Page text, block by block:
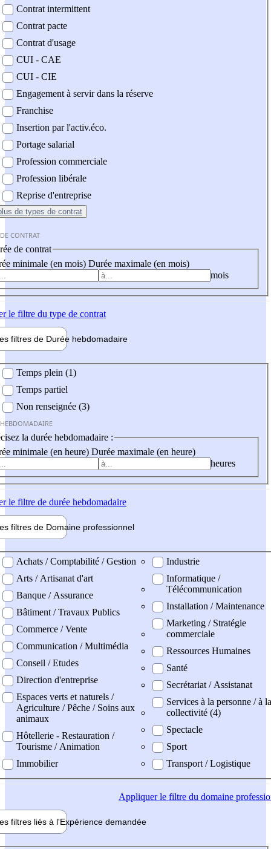
Contrat intermittent
Contrat pacte
Contrat d'usage
CUI - CAE
CUI - CIE
Engagement à servir dans la réserve
Franchise
Insertion par l'activ.éco.
Portage salarial
Profession commerciale
Profession libérale
Reprise d'entreprise
de types de contrat
CONTRAT
de contrat
minimale (en mois) Durée maximale (en mois)
mois
le filtre du type de contrat
filtres de Durée hebdomadaire
Temps plein (1)
Temps partiel
Non renseignée (3)
la durée hebdomadaire :
minimale (en heure) Durée maximale (en heure)
heures
le filtre de durée hebdomadaire
filtres de Domaine professionnel
professionel
Achats / Comptabilité / Gestion
Arts / Artisanat d'art
Banque / Assurance
Bâtiment / Travaux Publics
Commerce / Vente
Communication / Multimédia
Conseil / Etudes
Direction d'entreprise
Espaces verts et naturels /
Agriculture / Pêche / Soins aux
animaux
Hôtellerie - Restauration /
Tourisme / Animation
Immobilier
Industrie
Informatique /
Télécommunication
Installation / Maintenance
Marketing / Stratégie
commerciale
Ressources Humaines
Santé
Secrétariat / Assistanat
Services à la personne / à la
collectivité (4)
Spectacle
Sport
Transport / Logistique
Appliquerle filtre du domaine
filtres liés à l'Expérience demandée